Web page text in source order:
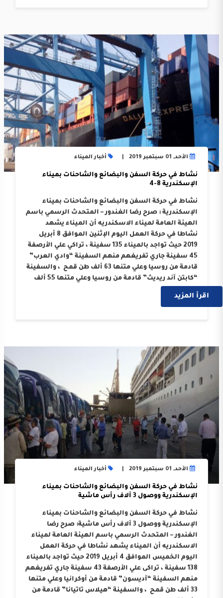
الأحد, 01 سبتمبر 2019 أخبار الميناء
نشاط في حركة السفن والبضائع والشاحنات بميناء
الإسكندرية 8-4
نشاط في حركة السفن والبضائع والشاحنات بميناء
الإسكندرية : صرح رضا الغندور – المتحدث الرسمي باسم
الهيئة العامة لميناء الاسكندريه أن الميناء يشهد
نشاطا في حركة العمل اليوم الإثنين الموافق 8 أبريل
2019 حيث تواجد بالميناء 135 سفينة ، تراكي علي الأرصفة
45 سفينة جاري تفريغهم منهم السفينة “وادي العرب”
قادمة من روسيا وعلي متنها 63 ألف طن قمح ، والسفينة
“كابتن آند ريديث” قادمة من روسيا وعلي متنها 55 ألف
….
اقرأ المزيد
الأحد, 01 سبتمبر 2019 أخبار الميناء
نشاط في حركة السفن والبضائع والشاحنات بميناء
الإسكندرية ووصول 3 آلاف رأس ماشية
نشاط في حركة السفن والبضائع والشاحنات بميناء
الإسكندرية ووصول 3 آلاف رأس ماشية: صرح رضا
الغندور – المتحدث الرسمي باسم الهيئة العامة لميناء
الاسكندريه أن الميناء يشهد نشاطا في حركة العمل
اليوم الخميس الموافق 4 أبريل 2019 حيث تواجد بالميناء
138 سفينة ، تراكى علي الأرصفة 43 سفينة جاري تفريغهم
منهم السفينة “آديسون” قادمة من أوكرانيا وعلي متنها
33 ألف طن قمح ، والسفينة “هيلاس تاتيانا” قادمة من